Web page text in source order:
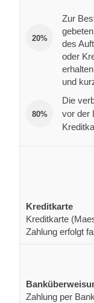
20%
Zur
des
oder
und
80%
Die
vor der
Kreditkarte
Kreditkarte
Zahlung erfolgt
Zahlung per